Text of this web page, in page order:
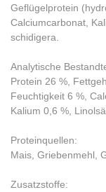
Geflügelprotein
Calciumcarbonat,
schidigera.
Analytische
Protein 26 %,
Feuchtigkeit 6 %,
Kalium 0,6 %,
Proteinquellen:
Mais, Griebenmehl,
Zusatzstoffe: